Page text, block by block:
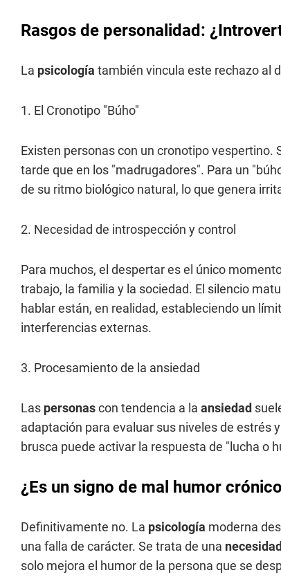
Rasgos de personalidad:
La psicología también vincula este rechazo al
1. El Cronotipo "Búho"
Existen personas con un cronotipo
tarde que en los "madrugadores". Para un
de su ritmo biológico natural, lo que genera
2. Necesidad de introspección y control
Para muchos, el despertar es el único
trabajo, la familia y la sociedad. El silencio
hablar están, en realidad, estableciendo un
interferencias externas.
3. Procesamiento de la ansiedad
Las personascon tendencia a la ansiedad
adaptación para evaluar sus niveles de estrés
brusca puede activar la respuesta de "lucha o
¿Es un signo de mal humor
Definitivamente no. La psicología moderna
una falla de carácter. Se trata de una
solo mejora el humor de la persona que se